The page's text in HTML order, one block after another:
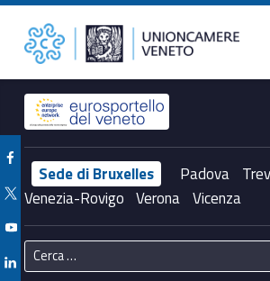
Trasformazione alimentare – Unioncamere del Veneto
Header info sidebar
Sede di Bruxelles Padova
Venezia-Rovigo Verona Vicenza
Facebook Unioncamere Veneto
Twitter Unioncamere Veneto
Youtube Unioncamere Veneto
Linkedin Unioncamere Veneto
Ricerca per: